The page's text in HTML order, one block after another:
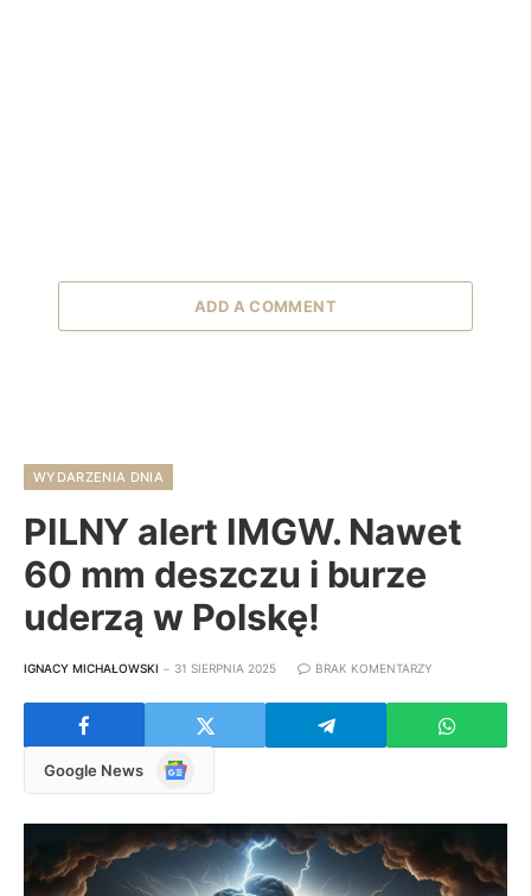
ADD A COMMENT
WYDARZENIA DNIA
PILNY alert IMGW. Nawet
60 mm deszczu i burze
uderzą w Polskę!
IGNACY MICHAŁOWSKI 31 SIERPNIA 2025 BRAK KOMENTARZY
Google News
Google